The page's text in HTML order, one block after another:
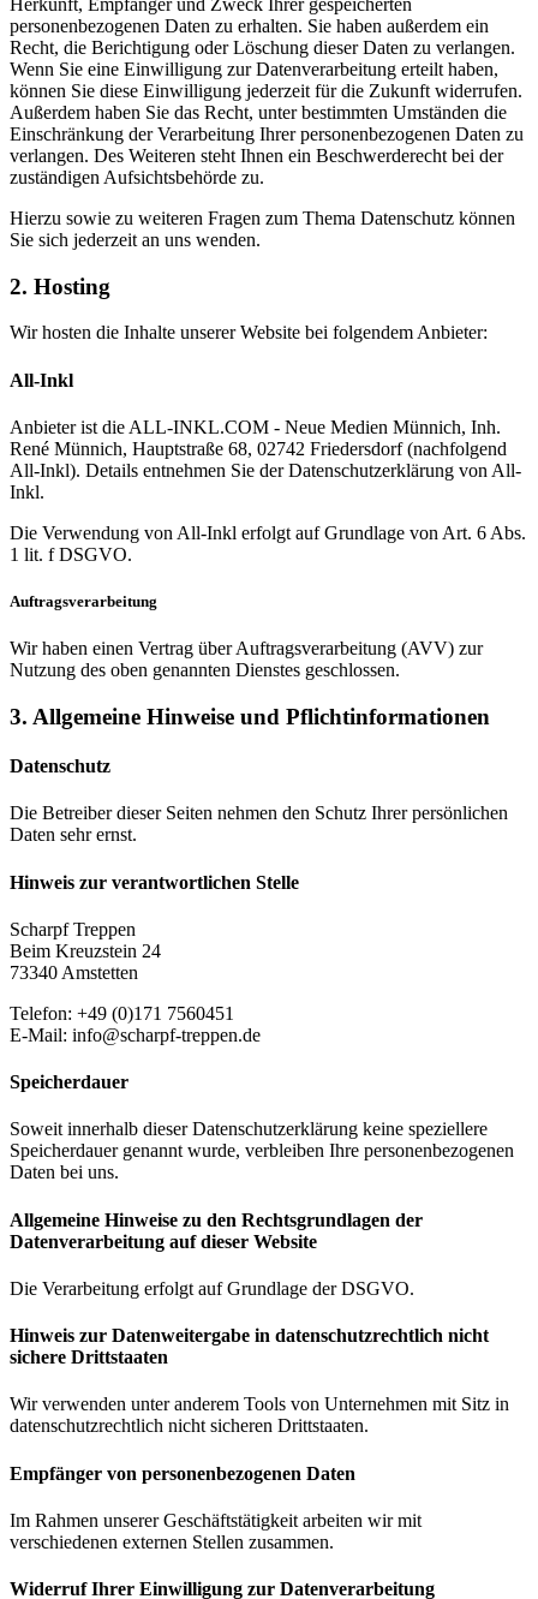
personenbezogenen Daten zu erhalten. Sie haben außerdem ein
Recht, die Berichtigung oder Löschung dieser Daten zu verlangen.
Wenn Sie eine Einwilligung zur Datenverarbeitung erteilt haben,
können Sie diese Einwilligung jederzeit für die Zukunft widerrufen.
Außerdem haben Sie das Recht, unter bestimmten Umständen die
Einschränkung der Verarbeitung Ihrer personenbezogenen Daten zu
verlangen. Des Weiteren steht Ihnen ein Beschwerderecht bei der
zuständigen Aufsichtsbehörde zu.
Hierzu sowie zu weiteren Fragen zum Thema Datenschutz können
Sie sich jederzeit an uns wenden.
2. Hosting
Wir hosten die Inhalte unserer Website bei folgendem Anbieter:
All-Inkl
Anbieter ist die ALL-INKL.COM - Neue Medien Münnich, Inh.
René Münnich, Hauptstraße 68, 02742 Friedersdorf (nachfolgend
All-Inkl). Details entnehmen Sie der Datenschutzerklärung von All-
Inkl.
Die Verwendung von All-Inkl erfolgt auf Grundlage von Art. 6 Abs.
1 lit. f DSGVO.
Auftragsverarbeitung
Wir haben einen Vertrag über Auftragsverarbeitung (AVV) zur
Nutzung des oben genannten Dienstes geschlossen.
3. Allgemeine Hinweise und Pflicht­informationen
Datenschutz
Die Betreiber dieser Seiten nehmen den Schutz Ihrer persönlichen
Daten sehr ernst.
Hinweis zur verantwortlichen Stelle
Scharpf Treppen
Beim Kreuzstein 24
73340 Amstetten
Telefon: +49 (0)171 7560451
E-Mail: info@scharpf-treppen.de
Speicherdauer
Soweit innerhalb dieser Datenschutzerklärung keine speziellere
Speicherdauer genannt wurde, verbleiben Ihre personenbezogenen
Daten bei uns.
Allgemeine Hinweise zu den Rechtsgrundlagen der
Datenverarbeitung auf dieser Website
Die Verarbeitung erfolgt auf Grundlage der DSGVO.
Hinweis zur Datenweitergabe in datenschutzrechtlich nicht
sichere Drittstaaten
Wir verwenden unter anderem Tools von Unternehmen mit Sitz in
datenschutzrechtlich nicht sicheren Drittstaaten.
Empfänger von personenbezogenen Daten
Im Rahmen unserer Geschäftstätigkeit arbeiten wir mit
verschiedenen externen Stellen zusammen.
Widerruf Ihrer Einwilligung zur Datenverarbeitung